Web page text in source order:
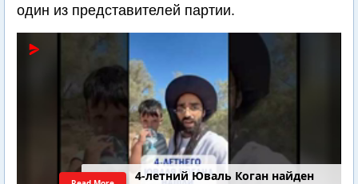
один из представителей партии.
4-летний Юваль Коган найден